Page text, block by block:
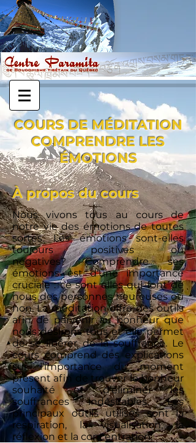
COURS DE MÉDITATION
COMPRENDRE LES
ÉMOTIONS
À propos du cours
Nous vivons tous au cours de
notre vie des émotions de toutes
sortes. Les émotions sont-elles
toujours positives ou
négatives?Comprendre ses
émotions est d'une importance
cruciale : ce sont elles qui font de
nous des personnes heureuses ou
non. La méditation offre des outils
afin de parvenir au bonheur que
nous désirons tous et elle permet
de se libérer de la souffrance. Le
cours comprend des explications
sur l’importance du moment
présent afin de trouver le bonheur
souhaité et d’éliminer les
souffrances indésirables. Les
principaux outils utilisés sont la
respiration, la visualisation, la
réflexion et la concentration.